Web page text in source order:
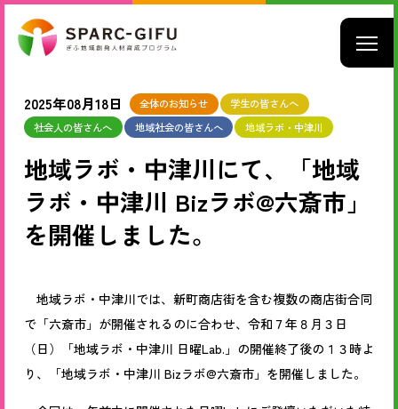
2025年08月18日 全体のお知らせ
学生の皆さんへ
社会人の皆さんへ
地域社会の皆さんへ 地域ラボ・中津川
地域ラボ・中津川にて、「地域
ラボ・中津川 Bizラボ@六斎市」
を開催しました。
地域ラボ・中津川では、新町商店街を含む複数の商店街合同
で「六斎市」が開催されるのに合わせ、令和７年８月３日
（日）「地域ラボ・中津川 日曜Lab.」の開催終了後の１３時よ
り、「地域ラボ・中津川 Bizラボ@六斎市」を開催しました。